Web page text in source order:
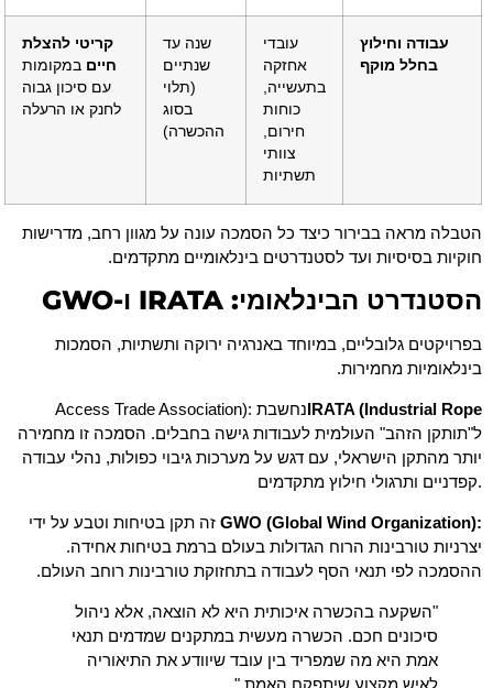
עבודה וחילוץ
בחלל מוקף
עובדי
אחזקה
בתעשייה,
כוחות
חירום,
צוותי
תשתיות
שנה עד
שנתיים
(תלוי
בסוג
ההכשרה)
קריטי להצלת
חיים במקומות
עם סיכון גבוה
לחנק או הרעלה
הטבלה מראה בבירור כיצד כל הסמכה עונה על מגוון רחב, מדרישות
חוקיות בסיסיות ועד לסטנדרטים בינלאומיים מתקדמים.
הסטנדרט הבינלאומי: IRATA ו-GWO
בפרויקטים גלובליים, במיוחד באנרגיה ירוקה ותשתיות, הסמכות
בינלאומיות מחמירות.
IRATA (Industrial Rope
Access Trade Association): נחשבת
ל"תותקן הזהב" העולמית לעבודות גישה בחבלים. הסמכה זו מחמירה
יותר מהתקן הישראלי, עם דגש על מערכות גיבוי כפולות, נהלי עבודה
קפדניים ותרגולי חילוץ מתקדמים.
GWO (Global Wind Organization): זה תקן בטיחות וטבע על ידי
יצרניות טורבינות הרוח הגדולות בעולם ברמת בטיחות אחידה.
ההסמכה לפי תנאי הסף לעבודה בתחזוקת טורבינות רוחב העולם.
"השקעה בהכשרה איכותית היא לא הוצאה, אלא ניהול
סיכונים חכם. הכשרה מעשית במתקנים שמדמים תנאי
אמת היא מה שמפריד בין עובד שיוודע את התיאוריה
לאיש מקצוע שיתפקח האמת."